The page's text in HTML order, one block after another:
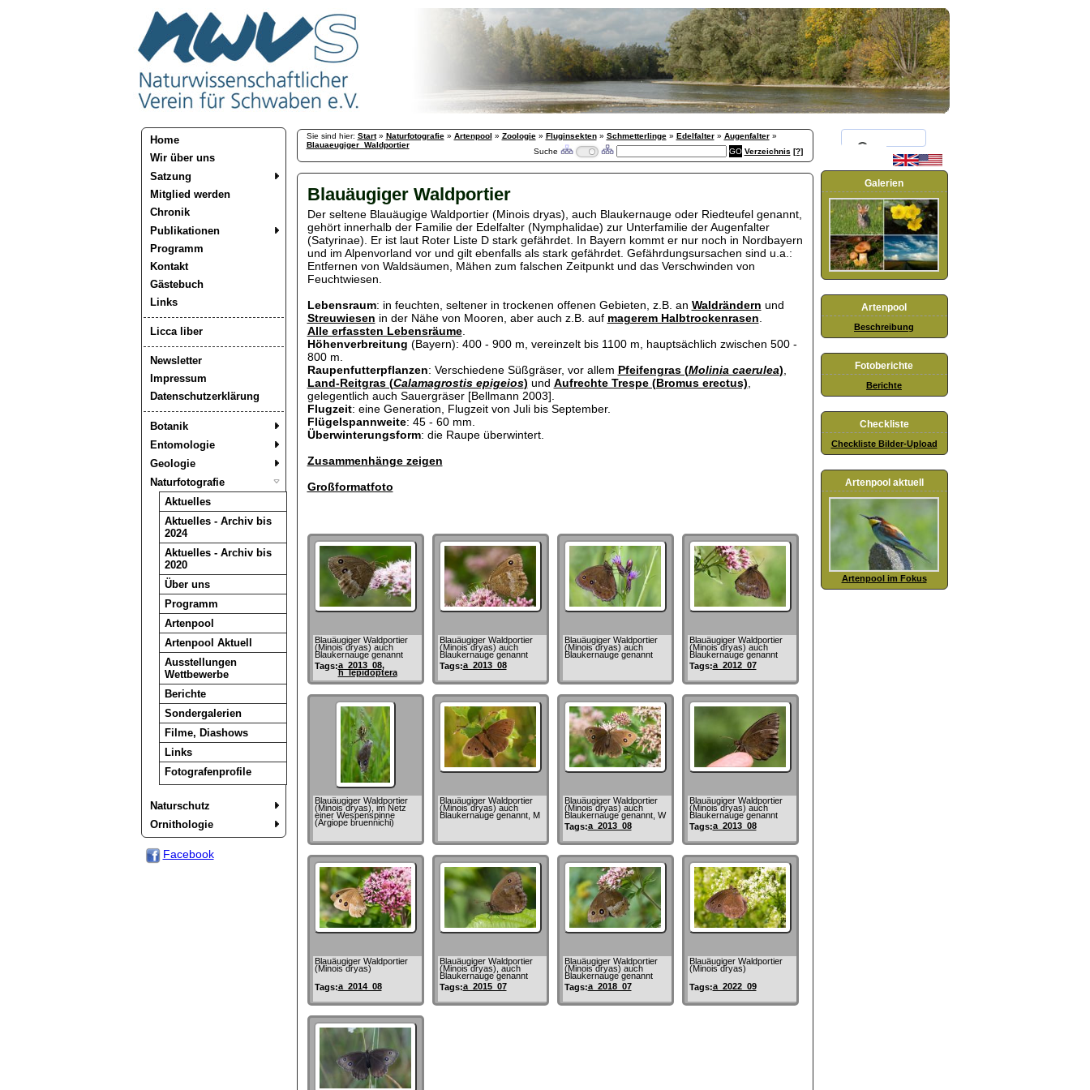
Home
Wir über uns
Satzung
Mitglied werden
Chronik
Publikationen
Programm
Kontakt
Gästebuch
Links
Licca liber
Newsletter
Impressum
Datenschutzerklärung
Botanik
Entomologie
Geologie
Naturfotografie
Aktuelles
Aktuelles - Archiv bis
2024
Aktuelles - Archiv bis
2020
Über uns
Programm
Artenpool
Artenpool Aktuell
Ausstellungen
Wettbewerbe
Berichte
Sondergalerien
Filme, Diashows
Links
Fotografenprofile
Naturschutz
Ornithologie
Facebook
Sie sind hier: Start» Naturfotografie» Artenpool » Zoologie» Fluginsekten» Schmetterlinge» Edelfalter» Augenfalter»
Blauaeugiger_Waldportier
Suche Verzeichnis [?]
Blauäugiger Waldportier
Der seltene Blauäugige Waldportier (Minois dryas), auch Blaukernauge oder Riedteufel genannt,
gehört innerhalb der Familie der Edelfalter (Nymphalidae) zur Unterfamilie der Augenfalter
(Satyrinae). Er ist laut Roter Liste D stark gefährdet. In Bayern kommt er nur noch in Nordbayern
und im Alpenvorland vor und gilt ebenfalls als stark gefährdet. Gefährdungsursachen sind u.a.:
Entfernen von Waldsäumen, Mähen zum falschen Zeitpunkt und das Verschwinden von
Feuchtwiesen.
Lebensraum: in feuchten, seltener in trockenen offenen Gebieten, z.B. an Waldrändern und
Streuwiesen in der Nähe von Mooren, aber auch z.B. auf magerem Halbtrockenrasen
Alle erfassten Lebensräume.
Höhenverbreitung (Bayern): 400 - 900 m, vereinzelt bis 1100 m, hauptsächlich zwischen 500 -
800 m.
Raupenfutterpflanzen: Verschiedene Süßgräser, vor allem Pfeifengras (Molinia caerulea)
Land-Reitgras (Calamagrostis epigeios) und Aufrechte Trespe (Bromus erectus)
gelegentlich auch Sauergräser [Bellmann 2003].
Flugzeit: eine Generation, Flugzeit von Juli bis September.
Flügelspannweite: 45 - 60 mm.
Überwinterungsform: die Raupe überwintert.
Zusammenhänge zeigen
Großformatfoto
Blauäugiger Waldportier
(Minois dryas) auch
Blaukernauge genannt
Tags:a_2013_08,
h_lepidoptera
Blauäugiger Waldportier
(Minois dryas) auch
Blaukernauge genannt
Tags:a_2013_08
Blauäugiger Waldportier
(Minois dryas) auch
Blaukernauge genannt
Blauäugiger Waldportier
(Minois dryas) auch
Blaukernauge genannt
Tags:a_2012_07
Blauäugiger Waldportier
(Minois dryas), im Netz
einer Wespenspinne
(Argiope bruennichi)
Blauäugiger Waldportier
(Minois dryas) auch
Blaukernauge genannt, M
Blauäugiger Waldportier
(Minois dryas) auch
Blaukernauge genannt, W
Tags:a_2013_08
Blauäugiger Waldportier
(Minois dryas) auch
Blaukernauge genannt
Tags:a_2013_08
Blauäugiger Waldportier
(Minois dryas)
Tags:a_2014_08
Blauäugiger Waldportier
(Minois dryas), auch
Blaukernauge genannt
Tags:a_2015_07
Blauäugiger Waldportier
(Minois dryas) auch
Blaukernauge genannt
Tags:a_2018_07
Blauäugiger Waldportier
(Minois dryas)
Tags:a_2022_09
Galerien
Artenpool
Beschreibung
Fotoberichte
Berichte
Checkliste
Checkliste Bilder-Upload
Artenpool aktuell
Artenpool im Fokus